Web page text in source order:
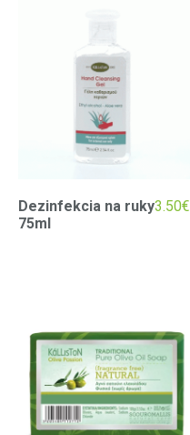
Dezinfekcia na ruky
75ml
3.50€